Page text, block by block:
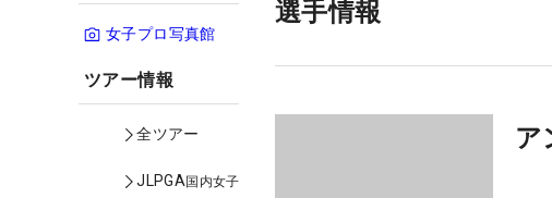
女子プロ写真館
ツアー情報
全ツアー
JLPGA国内女子
選手情報
ア